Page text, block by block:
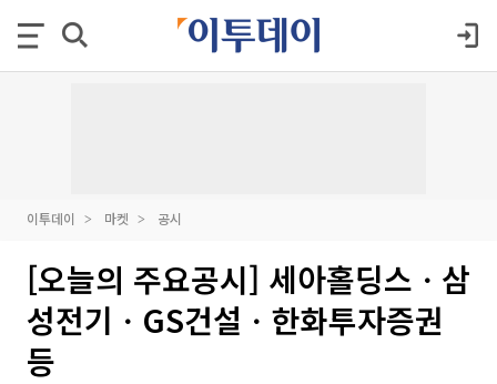
이투데이 마켓 공시
[오늘의 주요공시] 세아홀딩스ㆍ삼
성전기ㆍGS건설ㆍ한화투자증권
등